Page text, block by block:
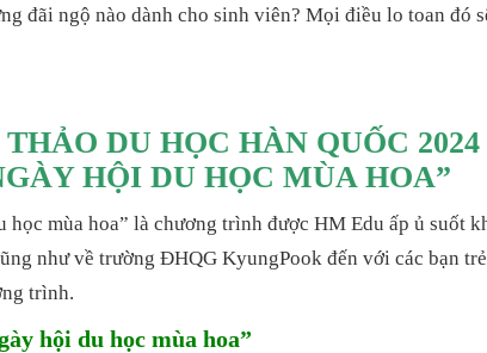
đãi ngộ nào dành cho sinh viên? Mọi điều lo toan đó
DU HỌC HÀN QUỐC 2024
HỘI DU HỌC MÙA HOA”
mùa hoa” là chương trình được HM Edu ấp ủ suốt
như về trường ĐHQG KyungPook đến với các bạn
trình.
hội du học mùa hoa”